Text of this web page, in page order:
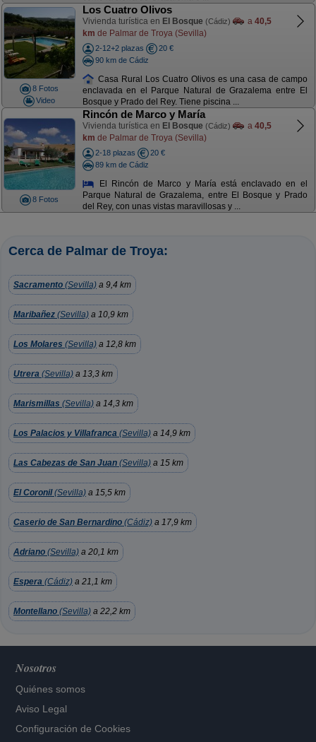
8 Fotos
Video
Los Cuatro Olivos
Vivienda turística en El Bosque (Cádiz) a 40,5
km de Palmar de Troya (Sevilla)
2-12+2 plazas
20 €
90 km de Cádiz
Casa Rural Los Cuatro Olivos es una casa de campo
enclavada en el Parque Natural de Grazalema entre El
Bosque y Prado del Rey. Tiene piscina ...
8 Fotos
Rincón de Marco y María
Vivienda turística en El Bosque (Cádiz) a 40,5
km de Palmar de Troya (Sevilla)
2-18 plazas
20 €
89 km de Cádiz
El Rincón de Marco y María está enclavado en el
Parque Natural de Grazalema, entre El Bosque y Prado
del Rey, con unas vistas maravillosas y ...
Cerca de Palmar de Troya:
Sacramento (Sevilla) a 9,4 km
Maribañez (Sevilla) a 10,9 km
Los Molares (Sevilla) a 12,8 km
Utrera (Sevilla) a 13,3 km
Marismillas (Sevilla) a 14,3 km
Los Palacios y Villafranca (Sevilla) a 14,9 km
Las Cabezas de San Juan (Sevilla) a 15 km
El Coronil(Sevilla) a 15,5 km
Caserio de San Bernardino (Cádiz) a 17,9 km
Adriano (Sevilla) a 20,1 km
Espera (Cádiz) a 21,1 km
Montellano (Sevilla) a 22,2 km
Nosotros
Quiénes somos
Aviso Legal
Configuración de Cookies